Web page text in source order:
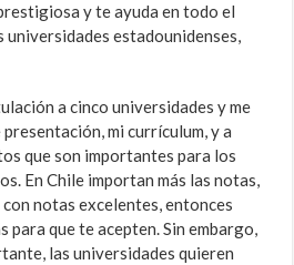
y te ayuda en todo el
universidades estadounidenses,
a cinco universidades y me
mi currículum, y a
que son importantes para los
En Chile importan más las notas,
notas excelentes, entonces
para que te acepten. Sin embargo,
las universidades quieren